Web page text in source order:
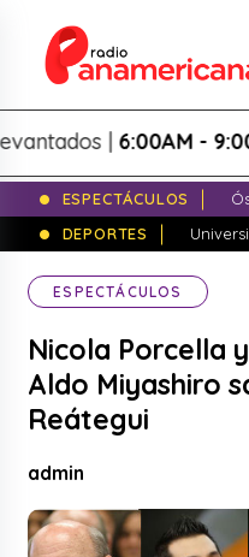
|6:00AM - 9:00AM
ESPECTÁCULOS
DEPORTES
ESPECTÁCULOS
Nicola Porcella
Aldo Miyashiro
Reátegui
admin